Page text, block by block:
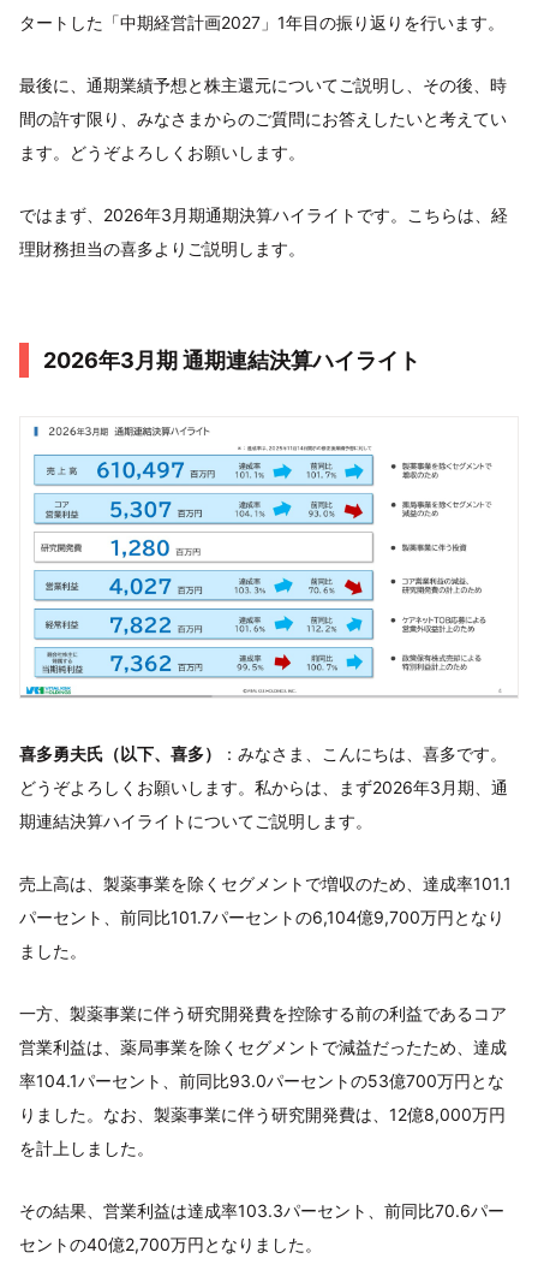
タートした「中期経営計画2027」1年目の振り返りを行います。
最後に、通期業績予想と株主還元についてご説明し、その後、時
間の許す限り、みなさまからのご質問にお答えしたいと考えてい
ます。どうぞよろしくお願いします。
ではまず、2026年3月期通期決算ハイライトです。こちらは、経
理財務担当の喜多よりご説明します。
2026年3月期 通期連結決算ハイライト
喜多勇夫氏（以下、喜多）
：みなさま、こんにちは、喜多です。
どうぞよろしくお願いします。私からは、まず2026年3月期、通
期連結決算ハイライトについてご説明します。
売上高は、製薬事業を除くセグメントで増収のため、達成率101.1
パーセント、前同比101.7パーセントの6,104億9,700万円となり
ました。
一方、製薬事業に伴う研究開発費を控除する前の利益であるコア
営業利益は、薬局事業を除くセグメントで減益だったため、達成
率104.1パーセント、前同比93.0パーセントの53億700万円とな
りました。なお、製薬事業に伴う研究開発費は、12億8,000万円
を計上しました。
その結果、営業利益は達成率103.3パーセント、前同比70.6パー
セントの40億2,700万円となりました。